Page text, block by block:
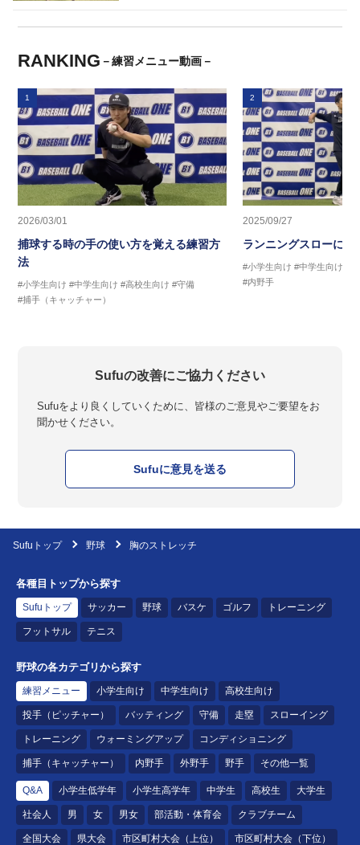
RANKING －練習メニュー動画－
1
2026/03/01
捕球する時の手の使い方を覚える練習方
法
#小学生向け #中学生向け #高校生向け #守備
#捕手（キャッチャー）
2
2025/09/27
ランニングスローに繋
#小学生向け #中学生向け
#内野手
Sufuの改善にご協力ください
Sufuをより良くしていくために、皆様のご意見やご要望をお
聞かせください。
Sufuに意見を送る
Sufuトップ 野球 胸のストレッチ
各種目トップから探す
Sufuトップ サッカー 野球 バスケ ゴルフ トレーニング
フットサル テニス
野球の各カテゴリから探す
練習メニュー 小学生向け 中学生向け 高校生向け
投手（ピッチャー） バッティング 守備 走塁 スローイング
トレーニング ウォーミングアップ コンディショニング
捕手（キャッチャー） 内野手 外野手 野手 その他一覧
Q&A 小学生低学年 小学生高学年 中学生 高校生 大学生
社会人 男 女 男女 部活動・体育会 クラブチーム
全国大会 県大会 市区町村大会（上位） 市区町村大会（下位）